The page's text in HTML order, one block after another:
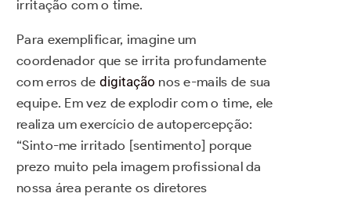
irritação com o time.
Para exemplificar, imagine um
coordenador que se irrita profundamente
com erros de digitação nos e-mails de sua
equipe. Em vez de explodir com o time, ele
realiza um exercício de autopercepção:
“Sinto-me irritado [sentimento] porque
prezo muito pela imagem profissional da
nossa área perante os diretores